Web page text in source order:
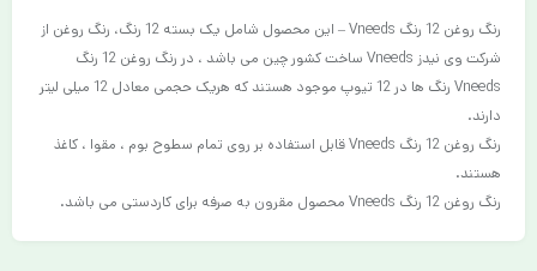
رنگ روغن 12 رنگ Vneeds – این محصول شامل یک بسته 12 رنگ، رنگ روغن از
شرکت وی نیدز Vneeds ساخت کشور چین می باشد ، در رنگ روغن 12 رنگ
Vneeds رنگ ها در 12 تیوپ موجود هستند که هریک حجمی معادل 12 میلی لیتر
دارند.
رنگ روغن 12 رنگ Vneeds قابل استفاده بر روی تمام سطوح بوم ، مقوا ، کاغذ
هستند.
رنگ روغن 12 رنگ Vneeds محصول مقرون به صرفه برای کاردستی می باشد.